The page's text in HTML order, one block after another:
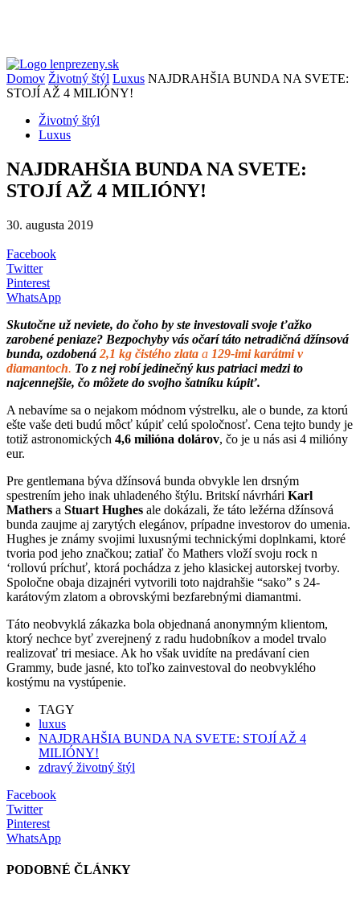
Domov Životný štýl Luxus NAJDRAHŠIA BUNDA NA SVETE:
STOJÍ AŽ 4 MILIÓNY!
Životný štýl
Luxus
NAJDRAHŠIA BUNDA NA SVETE:
STOJÍ AŽ 4 MILIÓNY!
30. augusta 2019
Facebook
Twitter
Pinterest
WhatsApp
Skutočne už neviete, do čoho by ste investovali svoje ťažko
zarobené peniaze? Bezpochyby vás očarí táto netradičná džínsová
bunda, ozdobená 2,1 kg čistého zlata a 129-imi karátmi v
diamantoch. To z nej robí jedinečný kus patriaci medzi to
najcennejšie, čo môžete do svojho šatníku kúpiť.
A nebavíme sa o nejakom módnom výstrelku, ale o bunde, za ktorú
ešte vaše deti budú môcť kúpiť celú spoločnosť. Cena tejto bundy je
totiž astronomických 4,6 milióna dolárov, čo je u nás asi 4 milióny
eur.
Pre gentlemana býva džínsová bunda obvykle len drsným
spestrením jeho inak uhladeného štýlu. Britskí návrhári Karl
Mathers a Stuart Hughes ale dokázali, že táto ležérna džínsová
bunda zaujme aj zarytých elegánov, prípadne investorov do umenia.
Hughes je známy svojimi luxusnými technickými doplnkami, ktoré
tvoria pod jeho značkou; zatiaľ čo Mathers vloží svoju rock n
‘rollovú príchuť, ktorá pochádza z jeho klasickej autorskej tvorby.
Spoločne obaja dizajnéri vytvorili toto najdrahšie “sako” s 24-
karátovým zlatom a obrovskými bezfarebnými diamantmi.
Táto neobvyklá zákazka bola objednaná anonymným klientom,
ktorý nechce byť zverejnený z radu hudobníkov a model trvalo
realizovať tri mesiace. Ak ho však uvidíte na predávaní cien
Grammy, bude jasné, kto toľko zainvestoval do neobvyklého
kostýmu na vystúpenie.
TAGY
luxus
NAJDRAHŠIA BUNDA NA SVETE: STOJÍ AŽ 4
MILIÓNY!
zdravý životný štýl
Facebook
Twitter
Pinterest
WhatsApp
PODOBNÉ ČLÁNKY